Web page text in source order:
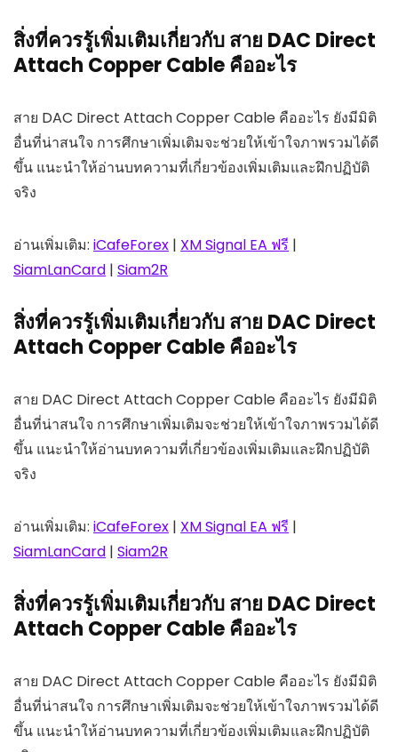
สิ่งที่ควรรู้เพิ่มเติมเกี่ยวกับ สาย DAC Direct
Attach Copper Cable คืออะไร
สาย DAC Direct Attach Copper Cable คืออะไร ยังมีมิติ
อื่นที่น่าสนใจ การศึกษาเพิ่มเติมจะช่วยให้เข้าใจภาพรวมได้ดี
ขึ้น แนะนำให้อ่านบทความที่เกี่ยวข้องเพิ่มเติมและฝึกปฏิบัติ
จริง
อ่านเพิ่มเติม: iCafeForex | XM Signal EA ฟรี |
SiamLanCard | Siam2R
สิ่งที่ควรรู้เพิ่มเติมเกี่ยวกับ สาย DAC Direct
Attach Copper Cable คืออะไร
สาย DAC Direct Attach Copper Cable คืออะไร ยังมีมิติ
อื่นที่น่าสนใจ การศึกษาเพิ่มเติมจะช่วยให้เข้าใจภาพรวมได้ดี
ขึ้น แนะนำให้อ่านบทความที่เกี่ยวข้องเพิ่มเติมและฝึกปฏิบัติ
จริง
อ่านเพิ่มเติม: iCafeForex | XM Signal EA ฟรี |
SiamLanCard | Siam2R
สิ่งที่ควรรู้เพิ่มเติมเกี่ยวกับ สาย DAC Direct
Attach Copper Cable คืออะไร
สาย DAC Direct Attach Copper Cable คืออะไร ยังมีมิติ
อื่นที่น่าสนใจ การศึกษาเพิ่มเติมจะช่วยให้เข้าใจภาพรวมได้ดี
ขึ้น แนะนำให้อ่านบทความที่เกี่ยวข้องเพิ่มเติมและฝึกปฏิบัติ